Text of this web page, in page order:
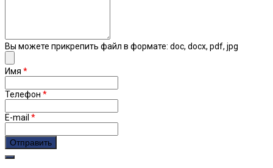
Вы можете прикрепить файл в формате: doc, docx, pdf, jpg
Имя *
Телефон *
E-mail *